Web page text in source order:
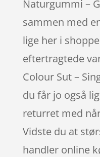
Naturgummi –
sammen med
lige her i
eftertragtede
Colour Sut –
du får jo også
returret med
Vidste du at
handler online